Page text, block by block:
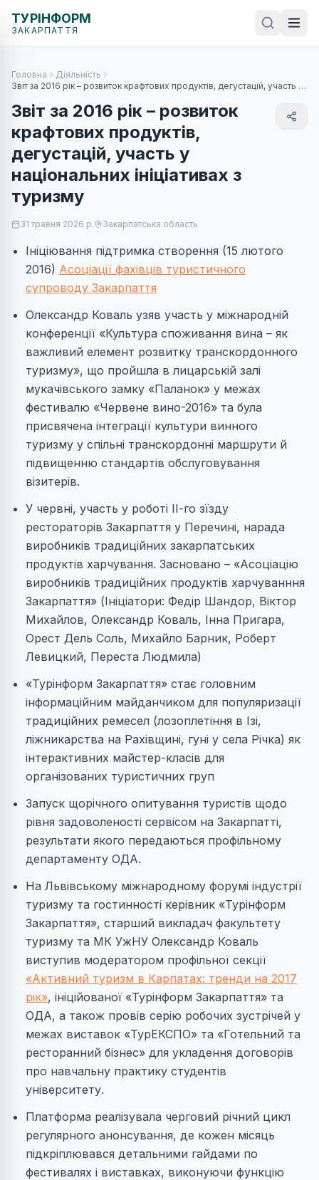
ТУРІНФОРМ
ЗАКАРПАТТЯ
Головна
Діяльність
Звіт за 2016 рік – розвиток крафтових продуктів, дегустацій, участь у
Звіт за 2016 рік – розвиток
крафтових продуктів,
дегустацій, участь у
національних ініціативах з
туризму
31 травня 2026 р. Закарпатська область
Ініціювання підтримка створення (15 лютого
2016) Асоціації фахівців туристичного
супроводу Закарпаття
Олександр Коваль узяв участь у міжнародній
конференції «Культура споживання вина – як
важливий елемент розвитку транскордонного
туризму», що пройшла в лицарській залі
мукачівського замку «Паланок» у межах
фестивалю «Червене вино-2016» та була
присвячена інтеграції культури винного
туризму у спільні транскордонні маршрути й
підвищенню стандартів обслуговування
візитерів.
У червні, участь у роботі ІІ-го зїзду
рестораторів Закарпаття у Перечині, нарада
виробників традиційних закарпатських
продуктів харчування. Засновано – «Асоціацію
виробників традиційних продуктів харчуванння
Закарпаття» (Ініціатори: Федір Шандор, Віктор
Михайлов, Олександр Коваль, Інна Пригара,
Орест Дель Соль, Михайло Барник, Роберт
Левицкий, Переста Людмила)
«Турінформ Закарпаття» стає головним
інформаційним майданчиком для популяризації
традиційних ремесел (лозоплетіння в Ізі,
ліжникарства на Рахівщині, гуні у села Річка) як
інтерактивних майстер-класів для
організованих туристичних груп
Запуск щорічного опитування туристів щодо
рівня задоволеності сервісом на Закарпатті,
результати якого передаються профільному
департаменту ОДА.
На Львівському міжнародному форумі індустрії
туризму та гостинності керівник «Турінформ
Закарпаття», старший викладач факультету
туризму та МК УжНУ Олександр Коваль
виступив модератором профільної секції
«Активний туризм в Карпатах: тренди на 2017
рік», ініційованої «Турінформ Закарпаття» та
ОДА, а також провів серію робочих зустрічей у
межах виставок «ТурЕКСПО» та «Готельний та
ресторанний бізнес» для укладення договорів
про навчальну практику студентів
університету.
Платформа реалізувала черговий річний цикл
регулярного анонсування, де кожен місяць
підкріплювався детальними гайдами по
фестивалях і виставках, виконуючи функцію